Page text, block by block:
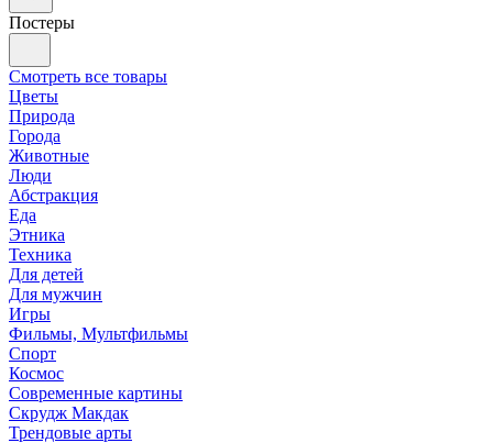
Постеры
Смотреть все товары
Цветы
Природа
Города
Животные
Люди
Абстракция
Еда
Этника
Техника
Для детей
Для мужчин
Игры
Фильмы, Мультфильмы
Спорт
Космос
Современные картины
Скрудж Макдак
Трендовые арты